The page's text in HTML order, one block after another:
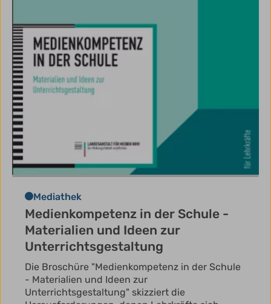
Mediathek
Medienkompetenz in der Schule -
Materialien und Ideen zur
Unterrichtsgestaltung
Die Broschüre "Medienkompetenz in der Schule
- Materialien und Ideen zur
Unterrichtsgestaltung" skizziert die